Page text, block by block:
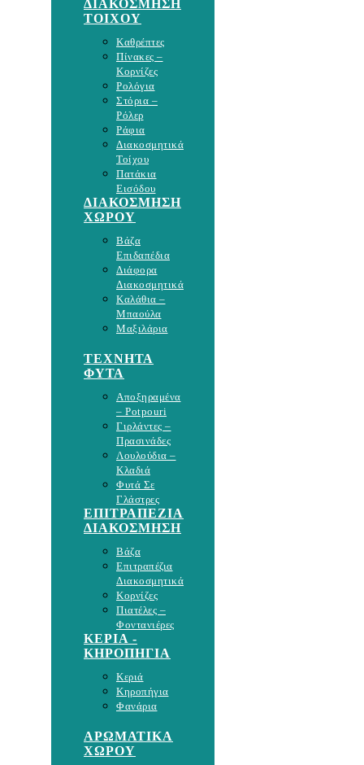
ΔΙΑΚΟΣΜΗΣΗ
ΤΟΙΧΟΥ
Καθρέπτες
Πίνακες –
Κορνίζες
Ρολόγια
Στόρια –
Ρόλερ
Ράφια
Διακοσμητικά
Τοίχου
Πατάκια
Εισόδου
ΔΙΑΚΟΣΜΗΣΗ
ΧΩΡΟΥ
Βάζα
Επιδαπέδια
Διάφορα
Διακοσμητικά
Καλάθια –
Μπαούλα
Μαξιλάρια
ΤΕΧΝΗΤΑ
ΦΥΤΑ
Αποξηραμένα
– Potpouri
Γιρλάντες –
Πρασινάδες
Λουλούδια –
Κλαδιά
Φυτά Σε
Γλάστρες
ΕΠΙΤΡΑΠΕΖΙΑ
ΔΙΑΚΟΣΜΗΣΗ
Βάζα
Επιτραπέζια
Διακοσμητικά
Κορνίζες
Πιατέλες –
Φοντανιέρες
ΚΕΡΙΑ -
ΚΗΡΟΠΗΓΙΑ
Κεριά
Κηροπήγια
Φανάρια
ΑΡΩΜΑΤΙΚΑ
ΧΩΡΟΥ